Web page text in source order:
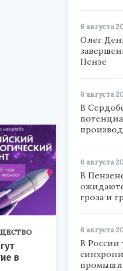
в
6 августа
Олег
Пензе
6 августа
В
6 августа
В
гроза и
6 августа
В России